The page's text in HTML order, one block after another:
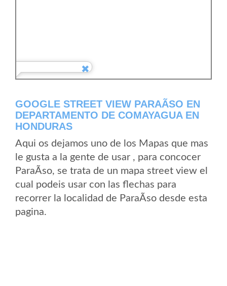
GOOGLE STREET VIEW PARAÃ­SO EN
DEPARTAMENTO DE COMAYAGUA EN
HONDURAS
Aqui os dejamos uno de los Mapas que mas
le gusta a la gente de usar , para concocer
ParaÃ­so, se trata de un mapa street view el
cual podeis usar con las flechas para
recorrer la localidad de ParaÃ­so desde esta
pagina.